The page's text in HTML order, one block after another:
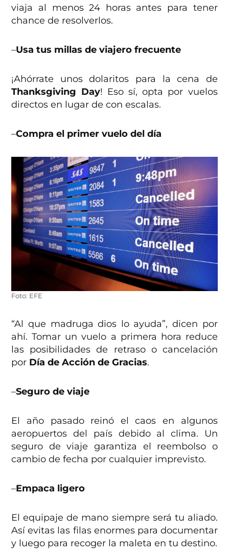
viaja al menos 24 horas antes para tener
chance de resolverlos.
–Usa tus millas de viajero frecuente
¡Ahórrate unos dolaritos para la cena de
Thanksgiving Day! Eso sí, opta por vuelos
directos en lugar de con escalas.
–Compra el primer vuelo del día
Foto: EFE
“Al que madruga dios lo ayuda”, dicen por
ahí. Tomar un vuelo a primera hora reduce
las posibilidades de retraso o cancelación
por Día de Acción de Gracias.
–Seguro de viaje
El año pasado reinó el caos en algunos
aeropuertos del país debido al clima. Un
seguro de viaje garantiza el reembolso o
cambio de fecha por cualquier imprevisto.
–Empaca ligero
El equipaje de mano siempre será tu aliado.
Así evitas las filas enormes para documentar
y luego para recoger la maleta en tu destino.